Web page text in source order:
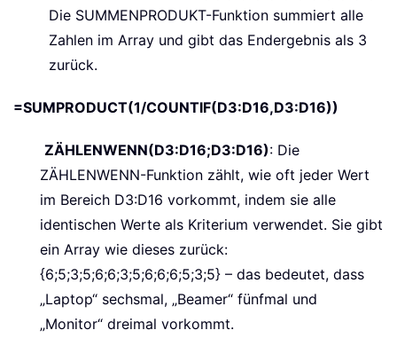
Die SUMMENPRODUKT-Funktion summiert alle
Zahlen im Array und gibt das Endergebnis als 3
zurück.
=SUMPRODUCT(1/COUNTIF(D3:D16,D3:D16))
ZÄHLENWENN(D3:D16;D3:D16): Die
ZÄHLENWENN-Funktion zählt, wie oft jeder Wert
im Bereich D3:D16 vorkommt, indem sie alle
identischen Werte als Kriterium verwendet. Sie gibt
ein Array wie dieses zurück:
{6;5;3;5;6;6;3;5;6;6;6;5;3;5} – das bedeutet, dass
„Laptop“ sechsmal, „Beamer“ fünfmal und
„Monitor“ dreimal vorkommt.